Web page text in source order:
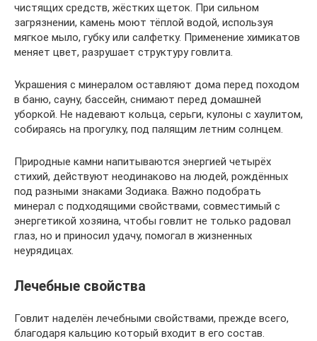
чистящих средств, жёстких щеток. При сильном
загрязнении, камень моют тёплой водой, используя
мягкое мыло, губку или салфетку. Применение химикатов
меняет цвет, разрушает структуру говлита.
Украшения с минералом оставляют дома перед походом
в баню, сауну, бассейн, снимают перед домашней
уборкой. Не надевают кольца, серьги, кулоны с хаулитом,
собираясь на прогулку, под палящим летним солнцем.
Природные камни напитываются энергией четырёх
стихий, действуют неодинаково на людей, рождённых
под разными знаками Зодиака. Важно подобрать
минерал с подходящими свойствами, совместимый с
энергетикой хозяина, чтобы говлит не только радовал
глаз, но и приносил удачу, помогал в жизненных
неурядицах.
Лечебные свойства
Говлит наделён лечебными свойствами, прежде всего,
благодаря кальцию который входит в его состав.